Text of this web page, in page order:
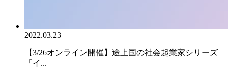
2022.03.23
【3/26オンライン開催】途上国の社会起業家シリーズ
「イ...